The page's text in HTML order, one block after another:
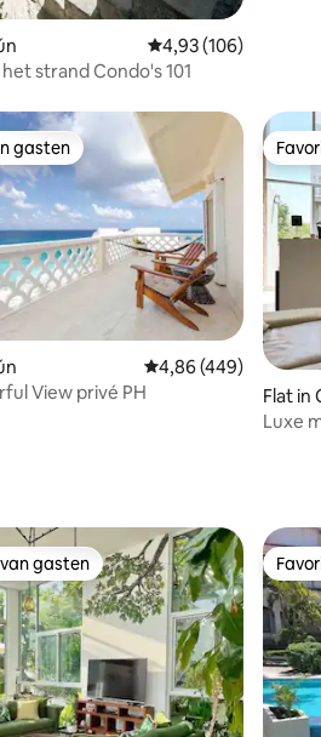
Gemiddelde
4,93 (106)
strand Condo's 101
gasten
gasten
Gemiddelde
4,86 (449)
View privé PH
Flat in
Luxe
van gasten
gasten